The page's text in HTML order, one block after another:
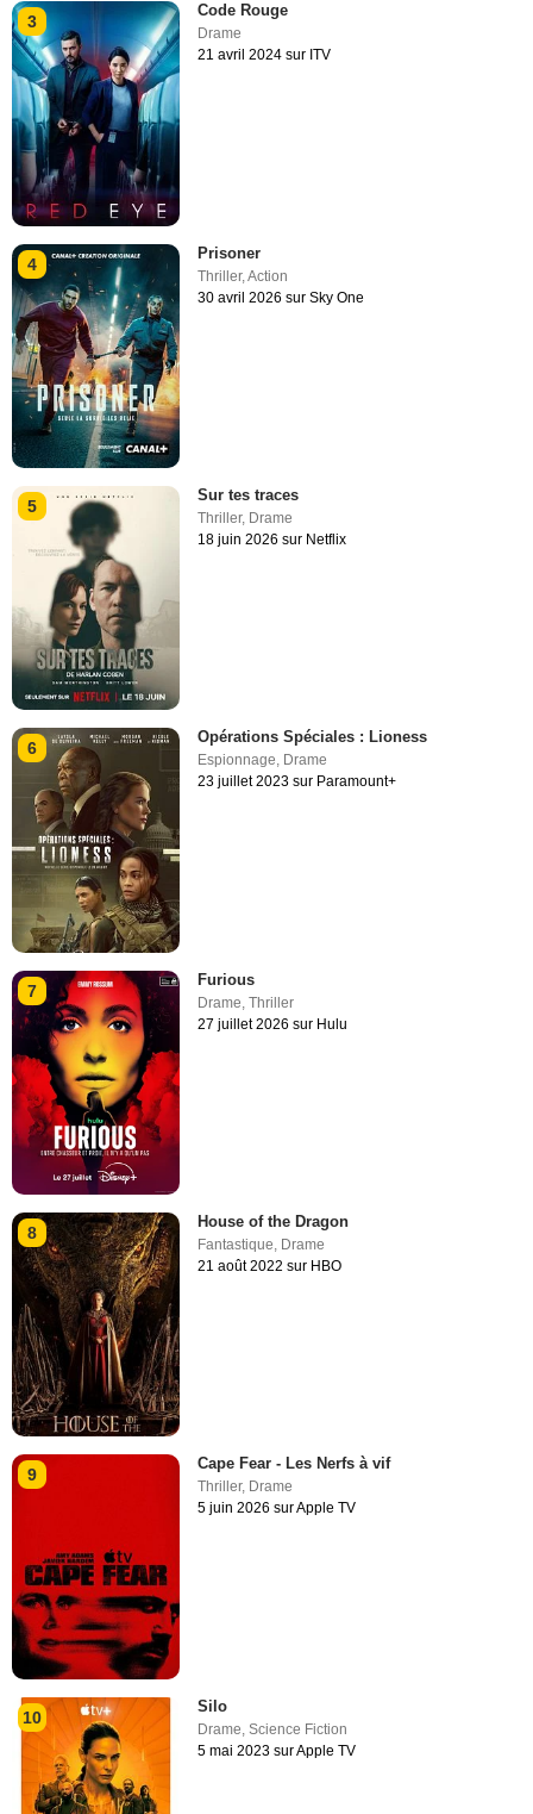
3
Code Rouge
Drame
21 avril 2024 sur ITV
4
Prisoner
Thriller,Action
30 avril 2026 sur Sky One
5
Sur tes traces
Thriller, Drame
18 juin 2026 sur Netflix
6
Opérations Spéciales : Lioness
Espionnage, Drame
23 juillet 2023 sur Paramount+
7
Furious
Drame ,Thriller
27 juillet 2026 sur Hulu
8
House of the Dragon
Fantastique, Drame
21 août 2022 sur HBO
9
Cape Fear - Les Nerfs à vif
Thriller, Drame
5 juin 2026 sur Apple TV
10
Silo
Drame ,Science Fiction
5 mai 2023 sur Apple TV